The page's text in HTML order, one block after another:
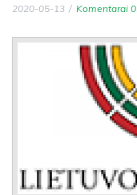
2020-05-13 Komentarai 0